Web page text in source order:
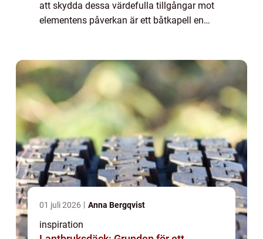
att skydda dessa värdefulla tillgångar mot
elementens påverkan är ett båtkapell en
01 juli 2026 Anna Bergqvist
inspiration